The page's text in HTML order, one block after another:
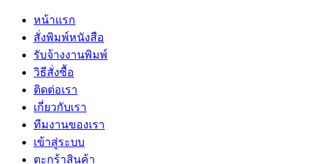
หน้าแรก
สั่งพิมพ์หนังสือ
รับจ้างงานพิมพ์
วิธีสั่งซื้อ
ติดต่อเรา
เกี่ยวกับเรา
ทีมงานของเรา
เข้าสู่ระบบ
ตะกร้าสินค้า